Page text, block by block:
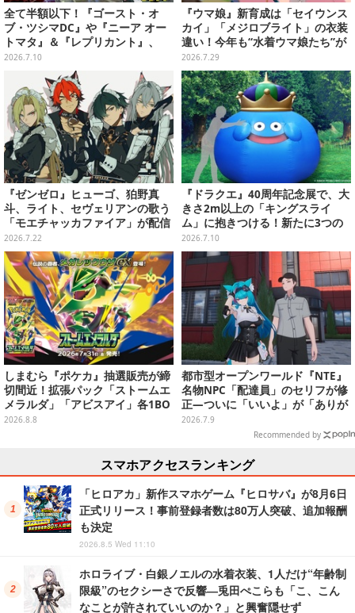
全て半額以下！『ゴースト・オ
ブ・ツシマDC』や『ニーア オー
トマタ』＆『レプリカント』、
『十三機兵防衛圏』などの名作で
夏を乗り切ろう【eショップ・PS
Storeのお薦めセール】
2026.7.10
『ウマ娘』新育成は「セイウンス
カイ」「メジロブライト」の衣装
違い！今年も“水着ウマ娘たち”が
夏を彩る
2026.7.29
『ゼンゼロ』ヒューゴ、狛野真
斗、ライト、セヴェリアンの歌う
「モエチャッカファイア」が配信
決定―似合ってる…4人のメイド
服イラストもお披露目
2026.7.22
『ドラクエ』40周年記念展で、大
きさ2m以上の「キングスライ
ム」に抱きつける！新たに3つの
展示や、コラボレストランが公開
2026.7.10
しまむら『ポケカ』抽選販売が締
切間近！拡張パック「ストームエ
メラルダ」「アビスアイ」各1BO
Xをラインナップ
2026.8.8
都市型オープンワールド『NTE』
名物NPC「配達員」のセリフが修
正―ついに「いいよ」が「ありが
とう」になるも、なんだか中途半
2026.7.9
Recommended by
スマホアクセスランキング
「ヒロアカ」新作スマホゲーム『ヒロサバ』が8月6日
正式リリース！事前登録者数は80万人突破、追加報酬
も決定
2026.8.5 Wed 11:10
ホロライブ・白銀ノエルの水着衣装、1人だけ“年齢制
限級”のセクシーさで反響―兎田ぺこらも「こ、こん
なことが許されていいのか？」と興奮隠せず